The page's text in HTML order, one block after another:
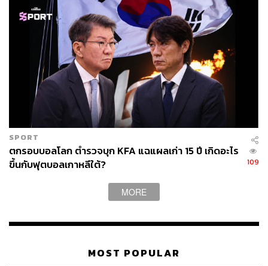
SPORT
ตกรอบบอลโลก ตำรวจบุก KFA แฉแผลเก่า 15 ปี เกิดอะไร
ขึ้นกับฟุตบอลเกาหลีใต้?
109
MORE
MOST POPULAR